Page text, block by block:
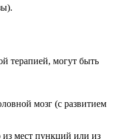
терапией, могут быть
мозг (с развитием
мест пункций или из